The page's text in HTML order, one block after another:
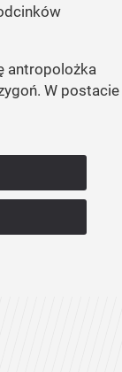
antropolożka
W postacie